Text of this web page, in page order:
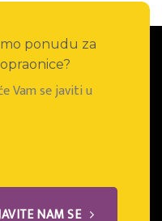
ponudu za
Vam se javiti u
NAM SE